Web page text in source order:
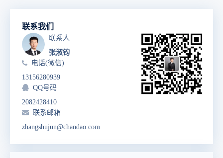
联系我们
联系人
张淑钧
电话(微信)
13156280939
QQ号码
2082428410
联系邮箱
zhangshujun@chandao.com